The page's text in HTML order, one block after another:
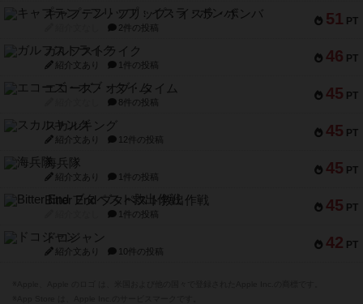
51 PT
キャプテン・フリップ：イスラ・ボンバ
2件の投稿
46 PT
ガルフストライク
紹介文あり 1件の投稿
45 PT
エコーズ・オブ・タイム
8件の投稿
45 PT
スカルキング
紹介文あり 12件の投稿
45 PT
海兵隊
紹介文あり 1件の投稿
45 PT
Bitter End ブタペスト救出作戦
1件の投稿
42 PT
ドコジャン
紹介文あり 10件の投稿